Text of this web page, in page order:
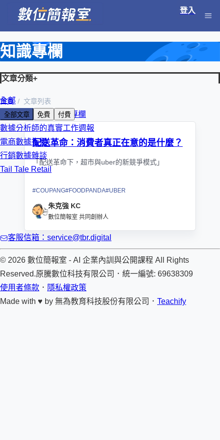
登入
知識專欄
文章分類+
全部
朱克強 KC 數位轉型專欄
數據分析師的真實工作週報
電商數據指標
行銷數據雜談
Tail Tale Retail
首頁 文章列表
全部文章 免費 付費
配送革命：消費者真正在意的是什麼？
「配送革命下，超市與uber的新競爭模式」
#COUPANG#FOODPANDA#UBER
朱克強 KC
數位簡報室 共同創辦人
客服信箱：service@tbr.digital
© 2026 數位簡報室 - AI 企業內訓與公開課程 All Rights
Reserved.原騰數位科技有限公司 ． 統一編號: 69638309
使用者條款 ． 隱私權政策
Made with ♥ by 無為教育科技股份有限公司． Teachify